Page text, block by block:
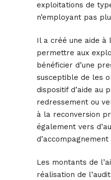
exploitations de
n’employant pas
Il a créé une aide à
permettre aux
bénéficier d’une
susceptible de les
dispositif d’aide au
redressement ou
à la reconversion
également vers
Les montants de
réalisation de